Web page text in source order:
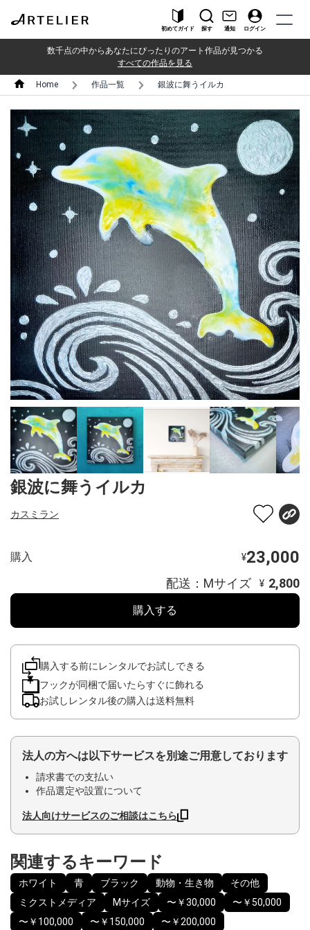
初めてガイド 探す 通知 ログイン
数千点の中からあなたにぴったりのアート作品が見つかる
すべての作品を見る
Home 作品一覧 銀波に舞うイルカ
銀波に舞うイルカ
カスミラン
購入 ¥23,000
配送：Mサイズ ¥ 2,800
購入する
購入する前にレンタルでお試しできる
フックが同梱で届いたらすぐに飾れる
お試しレンタル後の購入は送料無料
法人の方へは以下サービスを別途ご用意しております
請求書での支払い
作品選定や設置について
法人向けサービスのご相談はこちら
関連するキーワード
ホワイト 青 ブラック 動物・生き物
その他
ミクストメディア
Mサイズ 〜￥30,000
〜￥50,000
〜￥100,000
〜￥150,000 〜￥200,000